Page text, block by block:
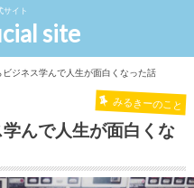
サイト
site
ジネス学んで人生が面白くなった話
みるきーのこと
んで人生が面白くな